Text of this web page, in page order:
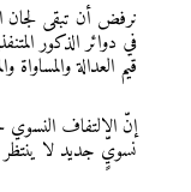
نرفض أن تبقى لجان
في دوائر الذكور
قيم العدالة والمساواة
إنّ الالتفاف
نسويٍّ جديد لا ينتظر